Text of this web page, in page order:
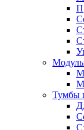
Тумбы